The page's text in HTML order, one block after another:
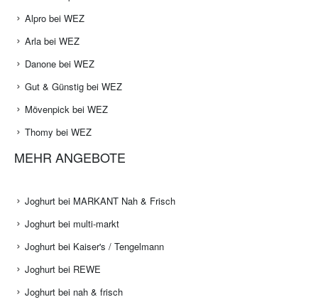
Alpro bei WEZ
Arla bei WEZ
Danone bei WEZ
Gut & Günstig bei WEZ
Mövenpick bei WEZ
Thomy bei WEZ
MEHR ANGEBOTE
Joghurt bei MARKANT Nah & Frisch
Joghurt bei multi-markt
Joghurt bei Kaiser's / Tengelmann
Joghurt bei REWE
Joghurt bei nah & frisch